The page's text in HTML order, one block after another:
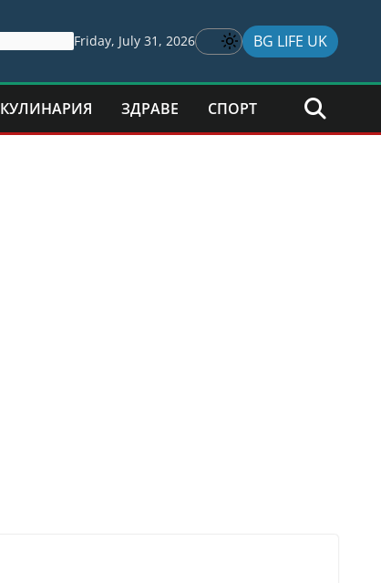
Friday, July 31, 2026 BG LIFE UK
КУЛИНАРИЯ ЗДРАВЕ СПОРТ